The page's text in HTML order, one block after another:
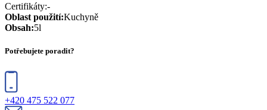
Certifikáty:-
Oblast použití:Kuchyně
Obsah:5l
Potřebujete poradit?
+420 475 522 077